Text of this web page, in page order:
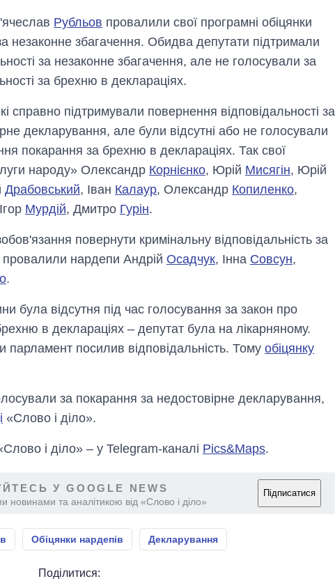
Рубльов провалили свої програмні обіцянки
незаконне збагачення. Обидва депутати підтримали
за незаконне збагачення, але не голосували за
за брехню в деклараціях.
справно підтримували повернення відповідальності за
декларування, але були відсутні або не голосували
покарання за брехню в деклараціях. Так свої
народу» Олександр Корнієнко, Юрій Мисягін, Юрій
Драбовський, Іван Калаур, Олександр Копиленко,
Мурдій, Дмитро Гурін.
повернути кримінальну відповідальність за
провалили нардепи Андрій Осадчук, Інна Совсун,
.
була відсутня під час голосування за закон про
в деклараціях – депутат була на лікарняному.
парламент посилив відповідальність. Тому обіцянку
за покарання за недостовірне декларування,
«Слово і діло».
і діло» – у Telegram-каналі Pics&Maps.
У GOOGLE NEWS
новинами та аналітикою від «Слово і діло»
Підписатися
Обіцянки нардепів Декларування
Поділитися: